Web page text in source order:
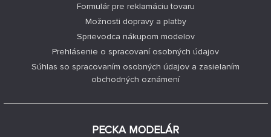
Formulár pre reklamáciu tovaru
Možnosti dopravy a platby
Sprievodca nákupom modelov
Prehlásenie o spracovaní osobných údajov
Súhlas so spracovaním osobných údajov a zasielaním
obchodných oznámení
PECKA MODELÁR